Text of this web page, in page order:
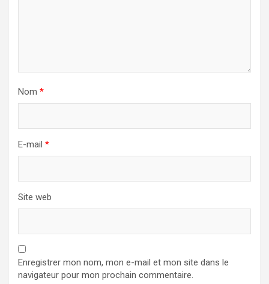
Nom *
E-mail *
Site web
Enregistrer mon nom, mon e-mail et mon site dans le
navigateur pour mon prochain commentaire.